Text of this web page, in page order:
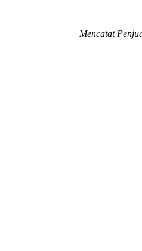
Mencatat